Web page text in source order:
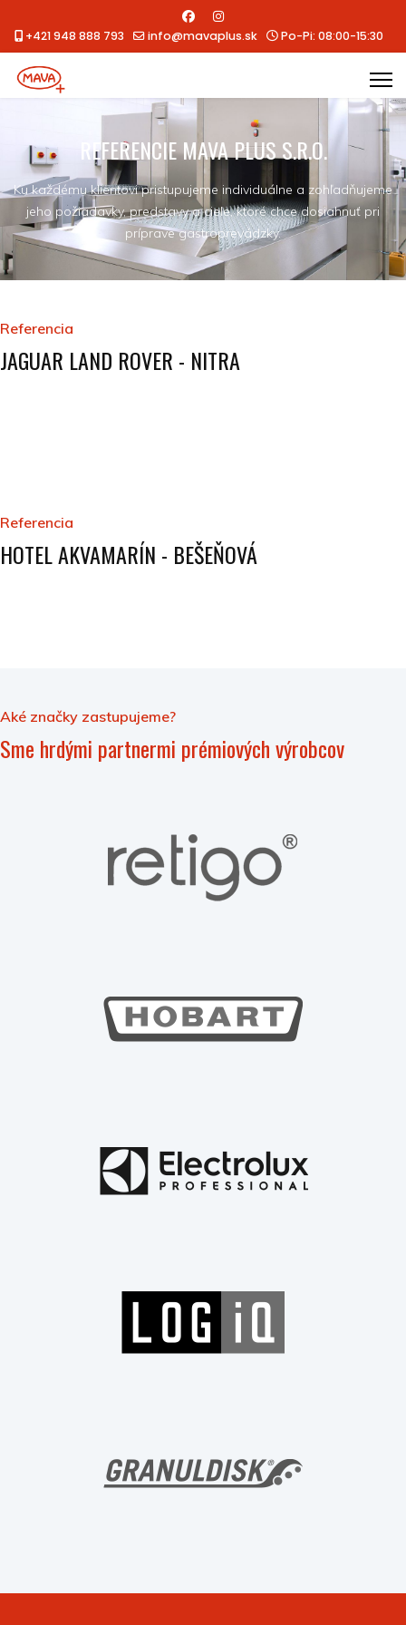
+421 948 888 793 info@mavaplus.sk Po-Pi: 08:00-15:30
REFERENCIE MAVA PLUS S.R.O.
Ku každému klientovi pristupujeme individuálne a zohľadňujeme
jeho požiadavky, predstavy a ciele, ktoré chce dosiahnuť pri
príprave gastroprevádzky.
Referencia
JAGUAR LAND ROVER - NITRA
Referencia
HOTEL AKVAMARÍN - BEŠEŇOVÁ
Aké značky zastupujeme?
Sme hrdými partnermi prémiových výrobcov